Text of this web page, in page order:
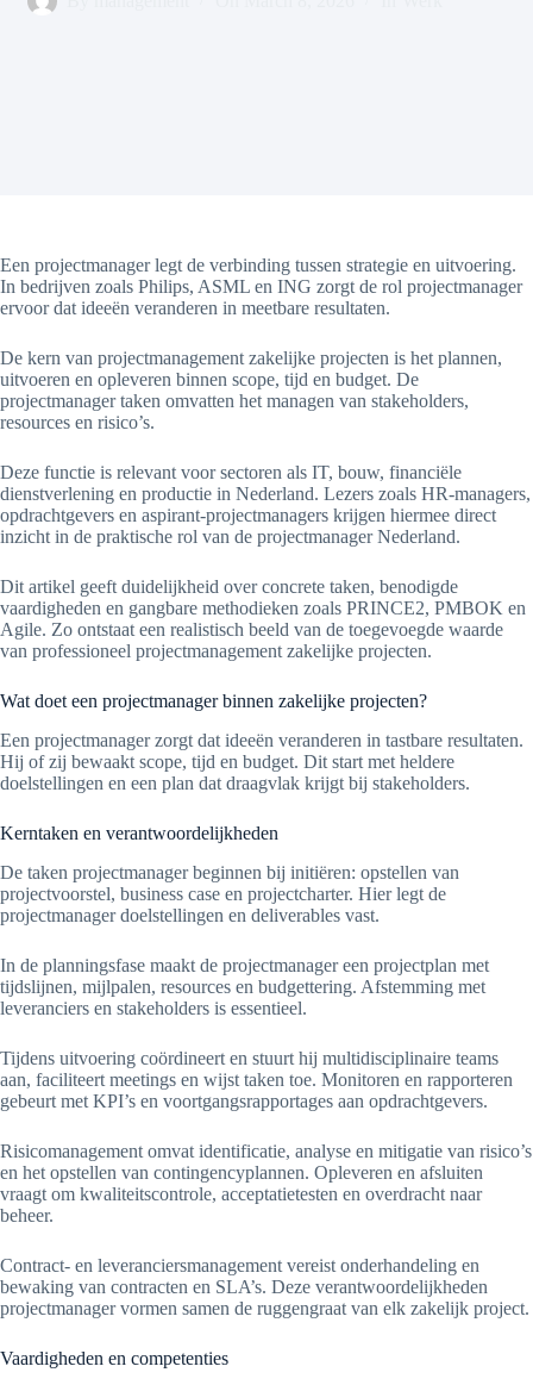
Een projectmanager legt de verbinding tussen strategie en uitvoering.
In bedrijven zoals Philips, ASML en ING zorgt de rol projectmanager
ervoor dat ideeën veranderen in meetbare resultaten.
De kern van projectmanagement zakelijke projecten is het plannen,
uitvoeren en opleveren binnen scope, tijd en budget. De
projectmanager taken omvatten het managen van stakeholders,
resources en risico’s.
Deze functie is relevant voor sectoren als IT, bouw, financiële
dienstverlening en productie in Nederland. Lezers zoals HR-managers,
opdrachtgevers en aspirant-projectmanagers krijgen hiermee direct
inzicht in de praktische rol van de projectmanager Nederland.
Dit artikel geeft duidelijkheid over concrete taken, benodigde
vaardigheden en gangbare methodieken zoals PRINCE2, PMBOK en
Agile. Zo ontstaat een realistisch beeld van de toegevoegde waarde
van professioneel projectmanagement zakelijke projecten.
Wat doet een projectmanager binnen zakelijke projecten?
Een projectmanager zorgt dat ideeën veranderen in tastbare resultaten.
Hij of zij bewaakt scope, tijd en budget. Dit start met heldere
doelstellingen en een plan dat draagvlak krijgt bij stakeholders.
Kerntaken en verantwoordelijkheden
De taken projectmanager beginnen bij initiëren: opstellen van
projectvoorstel, business case en projectcharter. Hier legt de
projectmanager doelstellingen en deliverables vast.
In de planningsfase maakt de projectmanager een projectplan met
tijdslijnen, mijlpalen, resources en budgettering. Afstemming met
leveranciers en stakeholders is essentieel.
Tijdens uitvoering coördineert en stuurt hij multidisciplinaire teams
aan, faciliteert meetings en wijst taken toe. Monitoren en rapporteren
gebeurt met KPI’s en voortgangsrapportages aan opdrachtgevers.
Risicomanagement omvat identificatie, analyse en mitigatie van risico’s
en het opstellen van contingencyplannen. Opleveren en afsluiten
vraagt om kwaliteitscontrole, acceptatietesten en overdracht naar
beheer.
Contract- en leveranciersmanagement vereist onderhandeling en
bewaking van contracten en SLA’s. Deze verantwoordelijkheden
projectmanager vormen samen de ruggengraat van elk zakelijk project.
Vaardigheden en competenties